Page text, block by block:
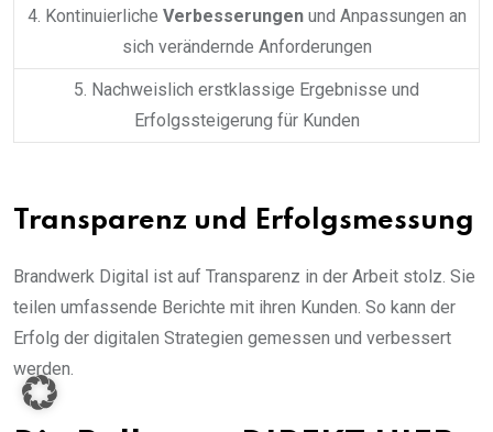
4. Kontinuierliche Verbesserungenund Anpassungen an
sich verändernde Anforderungen
5. Nachweislich erstklassige Ergebnisse und
Erfolgssteigerung für Kunden
Transparenz und Erfolgsmessung
Brandwerk Digital ist auf Transparenz in der Arbeit stolz. Sie
teilen umfassende Berichte mit ihren Kunden. So kann der
Erfolg der digitalen Strategien gemessen und verbessert
werden.